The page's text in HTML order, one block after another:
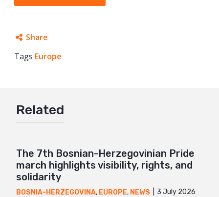
Share
Facebook
Mail
Tags Europe
Related
The 7th Bosnian-Herzegovinian Pride
march highlights visibility, rights, and
solidarity
BOSNIA-HERZEGOVINA, EUROPE, NEWS 3 July 2026